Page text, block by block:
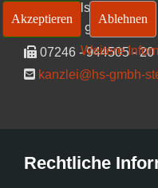
76316 Malsch
07246 - 944505 - 0
07246 - 944505 - 20
kanzlei@hs-gmbh-
Rechtliche
Akzeptieren Ablehnen
Weitere